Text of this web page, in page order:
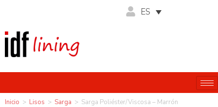
ES
Inicio > Lisos > Sarga > Sarga Poliéster/Viscosa – Marrón